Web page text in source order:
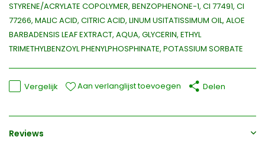
STYRENE/ACRYLATE COPOLYMER, BENZOPHENONE-1, CI 77491, CI
77266, MALIC ACID, CITRIC ACID, LINUM USITATISSIMUM OIL, ALOE
BARBADENSIS LEAF EXTRACT, AQUA, GLYCERIN, ETHYL
TRIMETHYLBENZOYL PHENYLPHOSPHINATE, POTASSIUM SORBATE
Vergelijk Aan verlanglijst toevoegen Delen
Reviews